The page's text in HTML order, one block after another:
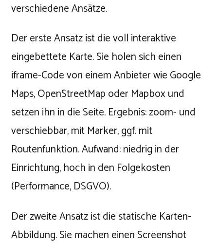
verschiedene Ansätze.
Der erste Ansatz ist die voll interaktive
eingebettete Karte. Sie holen sich einen
iframe-Code von einem Anbieter wie Google
Maps, OpenStreetMap oder Mapbox und
setzen ihn in die Seite. Ergebnis: zoom- und
verschiebbar, mit Marker, ggf. mit
Routenfunktion. Aufwand: niedrig in der
Einrichtung, hoch in den Folgekosten
(Performance, DSGVO).
Der zweite Ansatz ist die statische Karten-
Abbildung. Sie machen einen Screenshot